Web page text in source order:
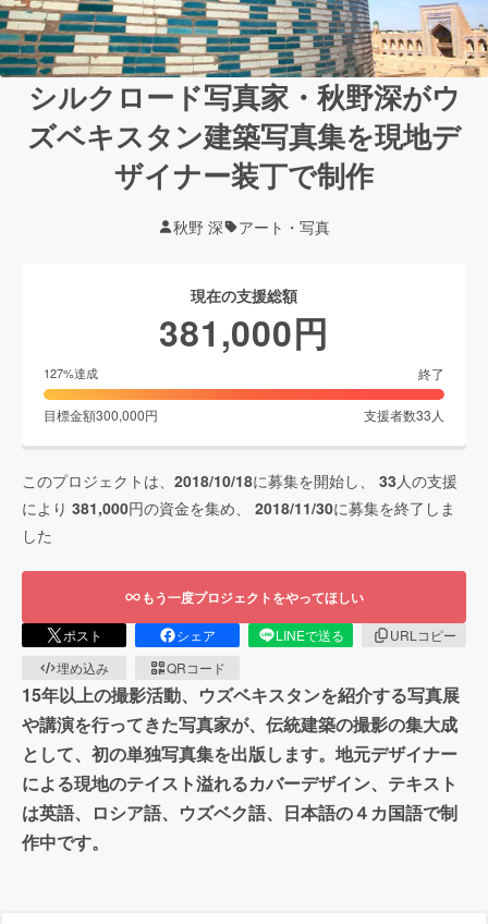
シルクロード写真家・秋野深がウ
ズベキスタン建築写真集を現地デ
ザイナー装丁で制作
秋野 深 アート・写真
現在の支援総額
381,000円
127%達成 終了
目標金額300,000円 支援者数33 人
このプロジェクトは、 2018/10/18に募集を開始し、 33 人の支援
により 381,000円の資金を集め、 2018/11/30に募集を終了しま
した
もう一度プロジェクトをやってほしい
ポスト シェア LINEで送る
URLコピー
埋め込み
QRコード
15年以上の撮影活動、ウズベキスタンを紹介する写真展
や講演を行ってきた写真家が、伝統建築の撮影の集大成
として、初の単独写真集を出版します。地元デザイナー
による現地のテイスト溢れるカバーデザイン、テキスト
は英語、ロシア語、ウズベク語、日本語の４カ国語で制
作中です。